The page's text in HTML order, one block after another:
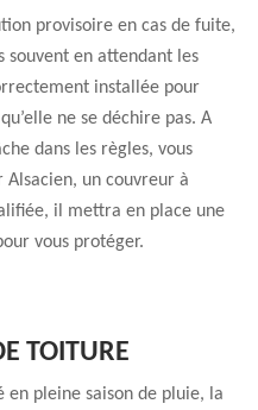
provisoire en cas de fuite,
souvent en attendant les
installée pour
ne se déchire pas. A
dans les règles, vous
Alsacien, un couvreur à
il mettra en place une
vous protéger.
TOITURE
pleine saison de pluie, la